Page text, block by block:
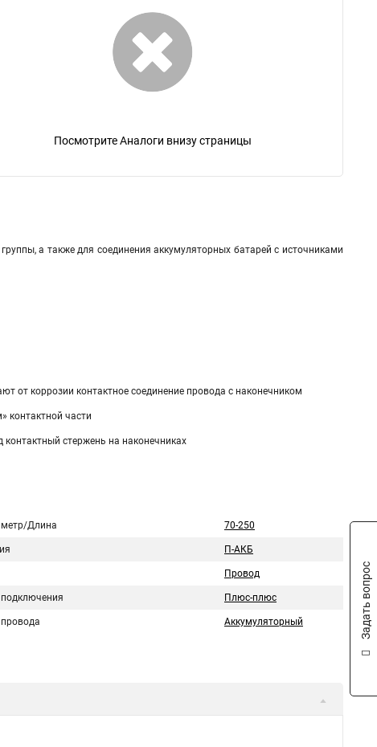
Посмотрите Аналоги внизу страницы
а также для соединения аккумуляторных батарей с источниками
от коррозии контактное соединение провода с наконечником
контактной части
стержень на наконечниках
Длина 70-250
П-АКБ
Провод
Плюс-плюс
Аккумуляторный Задать вопрос